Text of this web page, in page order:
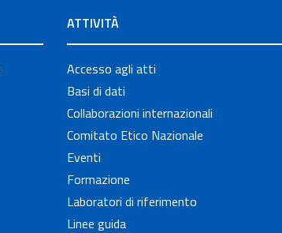
ATTIVITÀ
Accesso agli atti
Basi di dati
Collaborazioni internazionali
Comitato Etico Nazionale
Eventi
Formazione
Laboratori di riferimento
Linee guida